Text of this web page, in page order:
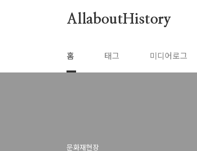
AllaboutHistory
홈 태그 미디어로그
문화재현장